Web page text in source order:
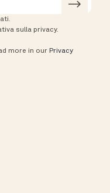
sulla privacy.
more in our Privacy